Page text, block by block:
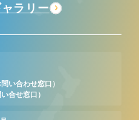
い合わせ窓口）
合せ窓口）
ラリー